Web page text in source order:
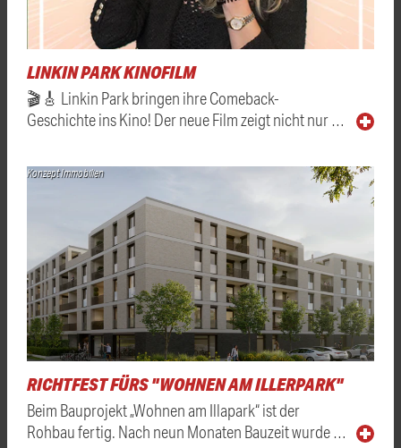
LINKIN PARK KINOFILM
🎬🎸 Linkin Park bringen ihre Comeback-
Geschichte ins Kino! Der neue Film zeigt nicht nur …
Konzept Immobilien
RICHTFEST FÜRS "WOHNEN AM ILLERPARK"
Beim Bauprojekt „Wohnen am Illapark“ ist der
Rohbau fertig. Nach neun Monaten Bauzeit wurde …